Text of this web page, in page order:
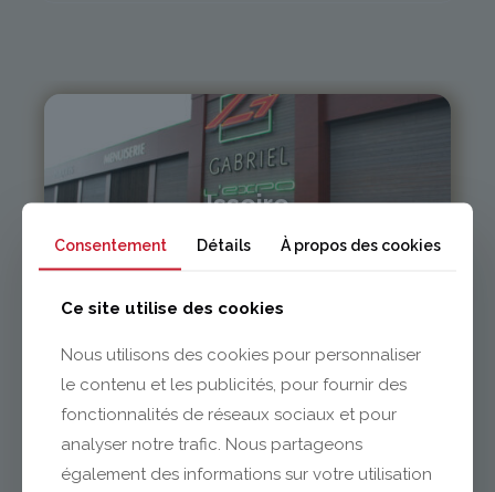
Issoire
Clermont-Ferrand
Consentement Détails À propos des cookies
Ce site utilise des cookies
Nous utilisons des cookies pour personnaliser
le contenu et les publicités, pour fournir des
fonctionnalités de réseaux sociaux et pour
analyser notre trafic. Nous partageons
également des informations sur votre utilisation